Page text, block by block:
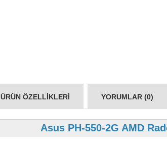
ÜRÜN ÖZELLIKLERI YORUMLAR (0)
Asus PH-550-2G AMD